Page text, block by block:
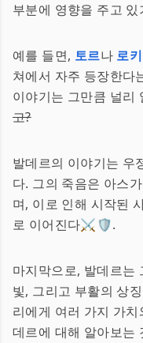
부분에 영향을 주고
예를 들면, 토르나 로키
쳐에서 자주 등장한
이야기는 그만큼 널리
고?
발데르의 이야기는 우
다. 그의 죽음은 아스
며, 이로 인해 시작된
로 이어진다⚔️🛡.
마지막으로, 발데르는
빛, 그리고 부활의 상
리에게 여러 가지 가
데르에 대해 알아보는